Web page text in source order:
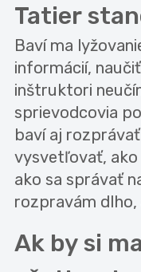
Tatier
Baví ma
informácií,
inštruktori
sprievodcovia
baví aj
vysvetľovať,
ako sa správať
rozpravám dlho,
Ak by si